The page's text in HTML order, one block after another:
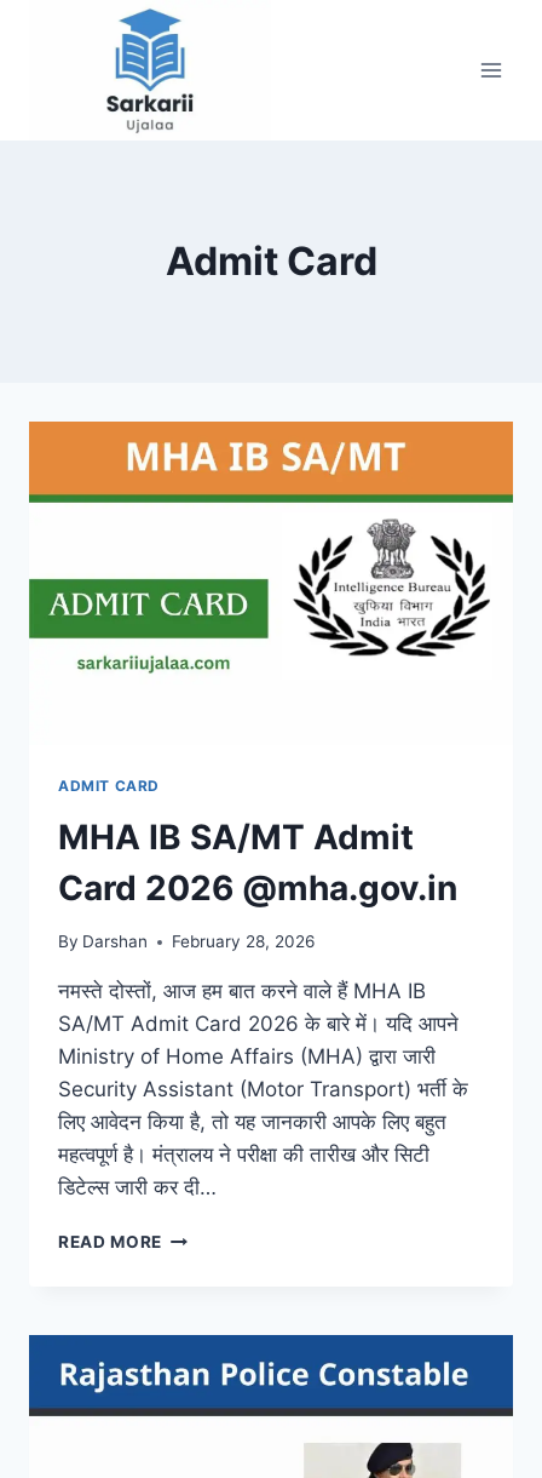
Admit Card
ADMIT CARD
MHA IB SA/MT Admit
Card 2026 @mha.gov.in
By Darshan February 28, 2026
नमस्ते दोस्तों, आज हम बात करने वाले हैं MHA IB
SA/MT Admit Card 2026 के बारे में। यदि आपने
Ministry of Home Affairs (MHA) द्वारा जारी
Security Assistant (Motor Transport) भर्ती के
लिए आवेदन किया है, तो यह जानकारी आपके लिए बहुत
महत्वपूर्ण है। मंत्रालय ने परीक्षा की तारीख और सिटी
डिटेल्स जारी कर दी…
READ MORE MHA
CARD
@MHA.GOV.IN